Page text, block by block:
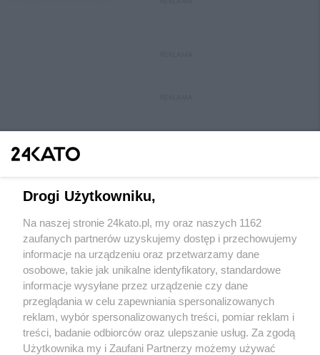
Wydawca mediów lokalnych
Nie zapomnij
zapoznać się z:
polityką prywatności regulamin korzystania z portali
Drogi Użytkowniku,
Na naszej stronie 24kato.pl, my oraz naszych 1162
zaufanych partnerów uzyskujemy dostęp i przechowujemy
informacje na urządzeniu oraz przetwarzamy dane
osobowe, takie jak unikalne identyfikatory, standardowe
informacje wysyłane przez urządzenie czy dane
przeglądania w celu zapewniania spersonalizowanych
reklam, wybór spersonalizowanych treści, pomiar reklam i
treści, badanie odbiorców oraz ulepszanie usług. Za zgodą
Użytkownika my i Zaufani Partnerzy możemy używać